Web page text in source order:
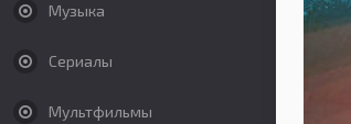
Музыка
Сериалы
Мультфильмы